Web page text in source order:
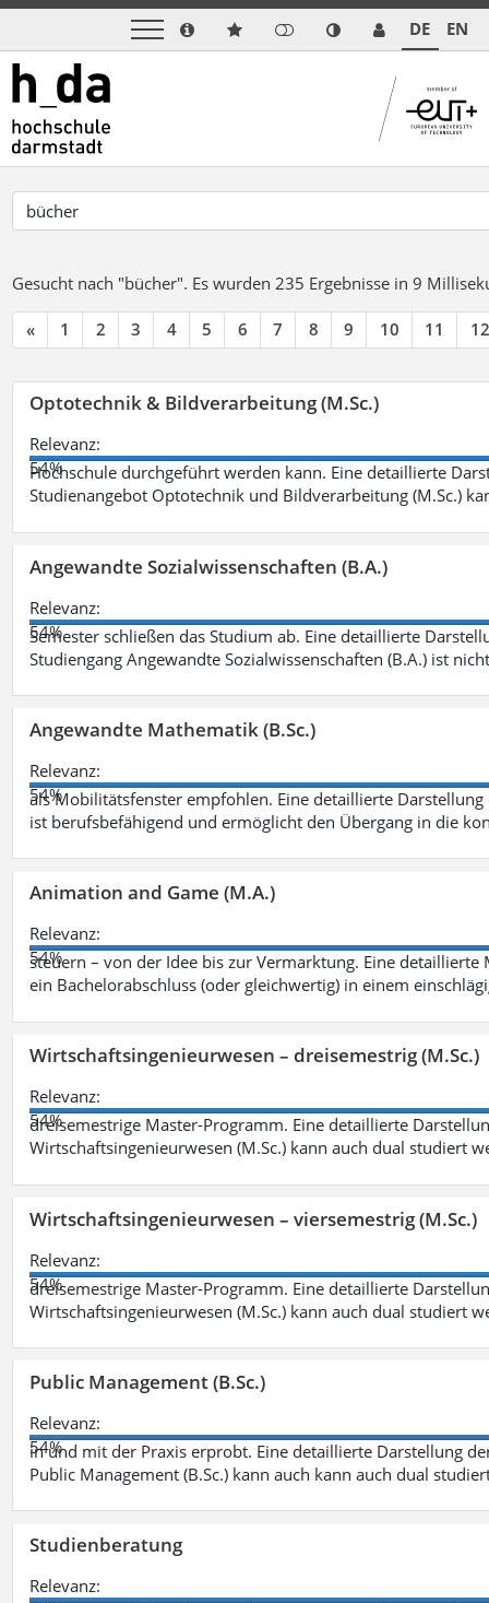
DE EN
Gesucht nach "bücher". Es wurden 235 Ergebnisse in 9
« 1 2 3 4 5 6 7 8 9 10 11 12
Optotechnik & Bildverarbeitung (M.Sc.)
Relevanz:
54%
Hochschule durchgeführt werden kann. Eine detaillierte
Studienangebot Optotechnik und Bildverarbeitung (M.Sc.)
Angewandte Sozialwissenschaften (B.A.)
Relevanz:
54%
Semester schließen das Studium ab. Eine detaillierte
Studiengang Angewandte Sozialwissenschaften (B.A.) ist
Angewandte Mathematik (B.Sc.)
Relevanz:
54%
als Mobilitätsfenster empfohlen. Eine detaillierte
ist berufsbefähigend und ermöglicht den Übergang in die
Animation and Game (M.A.)
Relevanz:
54%
steuern – von der Idee bis zur Vermarktung. Eine
ein Bachelorabschluss (oder gleichwertig) in einem
Wirtschaftsingenieurwesen – dreisemestrig (M.Sc.)
Relevanz:
54%
dreisemestrige Master-Programm. Eine detaillierte
Wirtschaftsingenieurwesen (M.Sc.) kann auch dual studiert
Wirtschaftsingenieurwesen – viersemestrig (M.Sc.)
Relevanz:
54%
dreisemestrige Master-Programm. Eine detaillierte
Wirtschaftsingenieurwesen (M.Sc.) kann auch dual studiert
Public Management (B.Sc.)
Relevanz:
54%
in und mit der Praxis erprobt. Eine detaillierte Darstellung
Public Management (B.Sc.) kann auch kann auch dual
Studienberatung
Relevanz: